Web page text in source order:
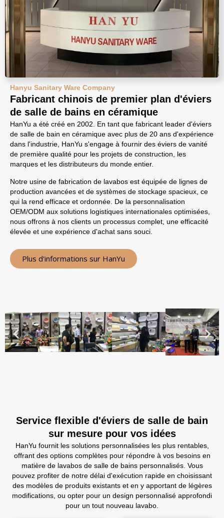
Hanyu Sanitary Ware Company
Fabricant chinois de premier plan d'éviers
de salle de bains en céramique
HanYu a été créé en 2002. En tant que fabricant leader d'éviers
de salle de bain en céramique avec plus de 20 ans d'expérience
dans l'industrie, HanYu s'engage à fournir des éviers de vanité
de première qualité pour les projets de construction, les
marques et les distributeurs du monde entier.
Notre usine de fabrication de lavabos est équipée de lignes de
production avancées et de systèmes de stockage spacieux, ce
qui la rend efficace et ordonnée. De la personnalisation
OEM/ODM aux solutions logistiques internationales optimisées,
nous offrons à nos clients un processus complet, une efficacité
élevée et une expérience d'achat sans souci.
Plus d'informations sur HanYu
Service flexible d'éviers de salle de bain
sur mesure pour vos idées
HanYu fournit les solutions personnalisées les plus rentables,
offrant des options complètes pour répondre à vos besoins en
matière de lavabos de salle de bains personnalisés. Vous
pouvez profiter de notre délai d'exécution rapide en choisissant
des modèles de produits existants et en y apportant de légères
modifications, ou opter pour un design personnalisé approfondi
pour un tout nouveau lavabo.